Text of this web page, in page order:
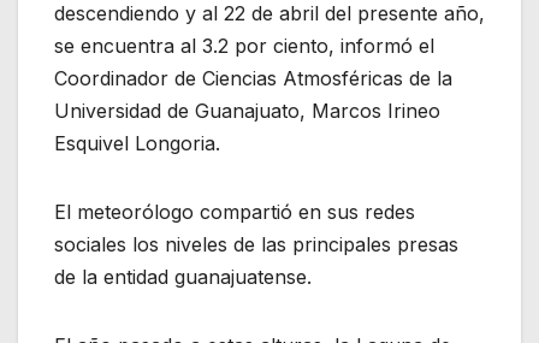
descendiendo y al 22 de abril del presente año,
se encuentra al 3.2 por ciento, informó el
Coordinador de Ciencias Atmosféricas de la
Universidad de Guanajuato, Marcos Irineo
Esquivel Longoria.
El meteorólogo compartió en sus redes
sociales los niveles de las principales presas
de la entidad guanajuatense.